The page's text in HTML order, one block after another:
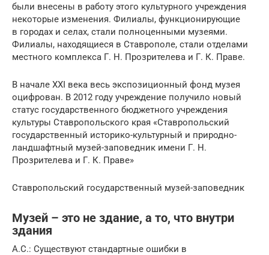
были внесены в работу этого культурного учреждения
некоторые изменения. Филиалы, функционирующие
в городах и селах, стали полноценными музеями.
Филиалы, находящиеся в Ставрополе, стали отделами
местного комплекса Г. Н. Прозрителева и Г. К. Праве.
В начале XXI века весь экспозиционный фонд музея
оцифрован. В 2012 году учреждение получило новый
статус государственного бюджетного учреждения
культуры Ставропольского края «Ставропольский
государственный историко-культурный и природно-
ландшафтный музей-заповедник имени Г. Н.
Прозрителева и Г. К. Праве»
Ставропольский государственный музей-заповедник
Музей – это не здание, а то, что внутри
здания
А.С.: Существуют стандартные ошибки в